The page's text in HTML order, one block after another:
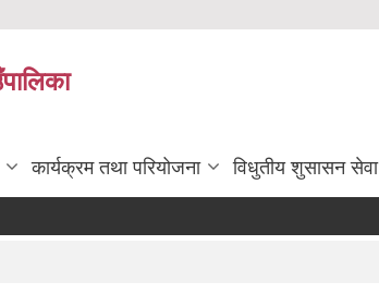
कार्यक्रम तथा परियोजना विधुतीय शुसासन सेवा